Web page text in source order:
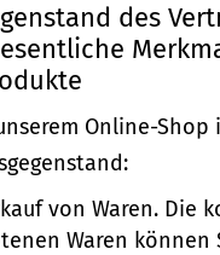
des
Online-Shop
von Waren. Die
Waren können